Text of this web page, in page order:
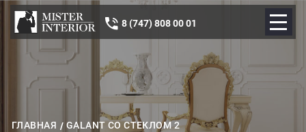
8 (747) 808 00 01
ГЛАВНАЯ GALANT СО СТЕКЛОМ 2